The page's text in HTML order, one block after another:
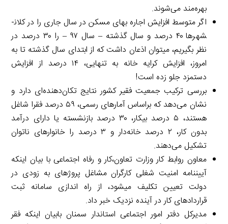
بهره‌مند می‌شوند.
اگر متوسط افزایش اجاره بهای مسکن در سال جاری را در کلان­
شهرها ۴۰ درصد و سال گذشته – سال ۹۷ – را ۳۰ درصد در
نظر بگیریم، می­توان اذعان داشت که از ابتدای سال گذشته تا به
امروز، افزایش کرایه خانه به تنهایی، ۱۴ درصد از افزایش
دستمزد جلو زده است!
بررسی ترکیب جمعیت فقیر کشور نتایج تکان‌دهنده‌ای دارد و
نشان می‌دهد که براساس آمارهای رسمی، ۵۹ درصد فقرا شاغل
هستند، ۵ درصد بیکار، ۳۰ درصد بازنشسته یا دارای درآمد
بدون کار، ۲ درصد خانه‌دار و ۳ درصد را خانوارهای ناتوان
تشکیل می‌دهند.
معاون روابط کار وزارت تعاون،کار و رفاه اجتماعی با بیان این­که
آیین­نامه امنیت شغلی کارگران مشاغل پروژه­ای به زودی در
دولت تعیین تکلیف می­شود، از راه اندازی سامانه ثبت
قراردادهای کار در آینده نزدیک خبر داد.
مدیرکل دفتر امور اجتماعی استاندار سمنان بابیان اینکه فقر